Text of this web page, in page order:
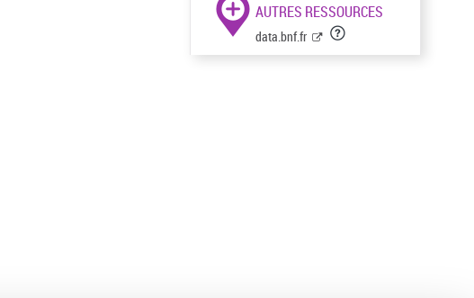
AUTRES RESSOURCES
data.bnf.fr